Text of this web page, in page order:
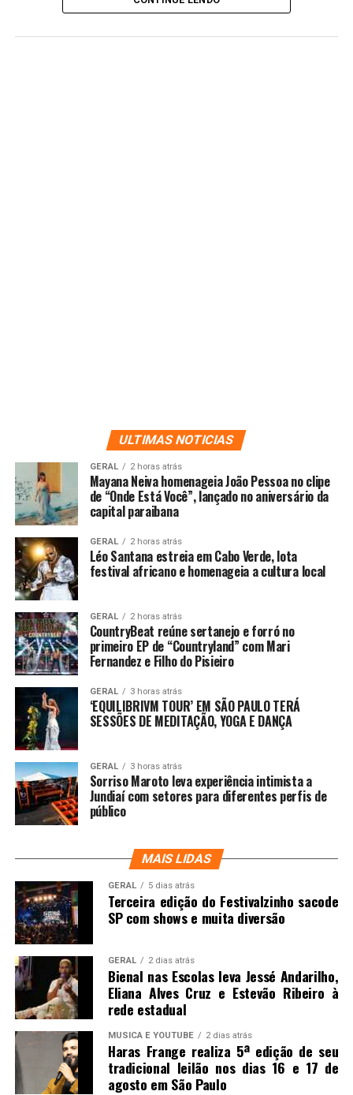
ULTIMAS NOTICIAS
GERAL 2 horas atrás
Mayana Neiva homenageia João Pessoa no clipe
de “Onde Está Você”, lançado no aniversário da
capital paraibana
GERAL 2 horas atrás
Léo Santana estreia em Cabo Verde, lota
festival africano e homenageia a cultura local
GERAL 2 horas atrás
CountryBeat reúne sertanejo e forró no
primeiro EP de “Countryland” com Mari
Fernandez e Filho do Pisieiro
GERAL 3 horas atrás
‘EQUILIBRIVM TOUR’ EM SÃO PAULO TERÁ
SESSÕES DE MEDITAÇÃO, YOGA E DANÇA
GERAL 3 horas atrás
Sorriso Maroto leva experiência intimista a
Jundiaí com setores para diferentes perfis de
público
MAIS LIDAS
GERAL 5 dias atrás
Terceira edição do Festivalzinho sacode
SP com shows e muita diversão
GERAL 2 dias atrás
Bienal nas Escolas leva Jessé Andarilho,
Eliana Alves Cruz e Estevão Ribeiro à
rede estadual
MUSICA E YOUTUBE 2 dias atrás
Haras Frange realiza 5ª edição de seu
tradicional leilão nos dias 16 e 17 de
agosto em São Paulo